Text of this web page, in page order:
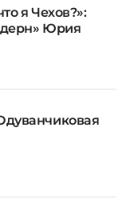
я Чехов?»:
Юрия